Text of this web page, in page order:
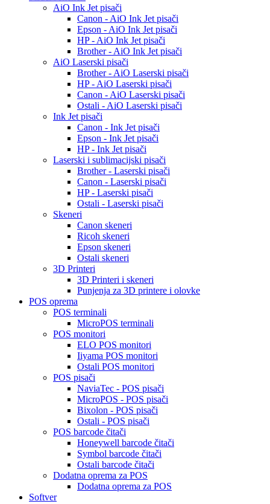
AiO Ink Jet pisači
Canon - AiO Ink Jet pisači
Epson - AiO Ink Jet pisači
HP - AiO Ink Jet pisači
Brother - AiO Ink Jet pisači
AiO Laserski pisači
Brother - AiO Laserski pisači
HP - AiO Laserski pisači
Canon - AiO Laserski pisači
Ostali - AiO Laserski pisači
Ink Jet pisači
Canon - Ink Jet pisači
Epson - Ink Jet pisači
HP - Ink Jet pisači
Laserski i sublimacijski pisači
Brother - Laserski pisači
Canon - Laserski pisači
HP - Laserski pisači
Ostali - Laserski pisači
Skeneri
Canon skeneri
Ricoh skeneri
Epson skeneri
Ostali skeneri
3D Printeri
3D Printeri i skeneri
Punjenja za 3D printere i olovke
POS oprema
POS terminali
MicroPOS terminali
POS monitori
ELO POS monitori
Iiyama POS monitori
Ostali POS monitori
POS pisači
NaviaTec - POS pisači
MicroPOS - POS pisači
Bixolon - POS pisači
Ostali - POS pisači
POS barcode čitači
Honeywell barcode čitači
Symbol barcode čitači
Ostali barcode čitači
Dodatna oprema za POS
Dodatna oprema za POS
Softver